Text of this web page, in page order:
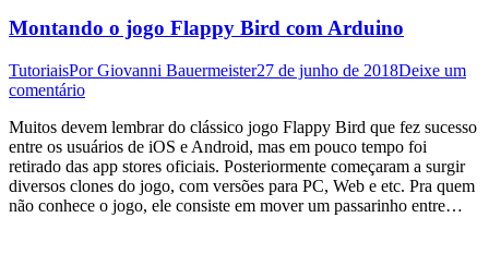
Montando o jogo Flappy Bird com Arduino
TutoriaisPorGiovanni Bauermeister27 de junho de 2018Deixe um
comentário
Muitos devem lembrar do clássico jogo Flappy Bird que fez sucesso
entre os usuários de iOS e Android, mas em pouco tempo foi
retirado das app stores oficiais. Posteriormente começaram a surgir
diversos clones do jogo, com versões para PC, Web e etc. Pra quem
não conhece o jogo, ele consiste em mover um passarinho entre…